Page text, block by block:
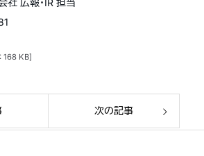
社 広報・IR 担当
168 KB]
次の記事